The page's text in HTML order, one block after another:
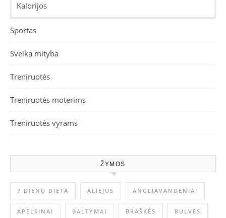
Kalorijos
Sportas
Sveika mityba
Treniruotės
Treniruotės moterims
Treniruotės vyrams
ŽYMOS
7 DIENŲ DIETA ALIEJUS ANGLIAVANDENIAI
APELSINAI BALTYMAI BRAŠKĖS BULVĖS